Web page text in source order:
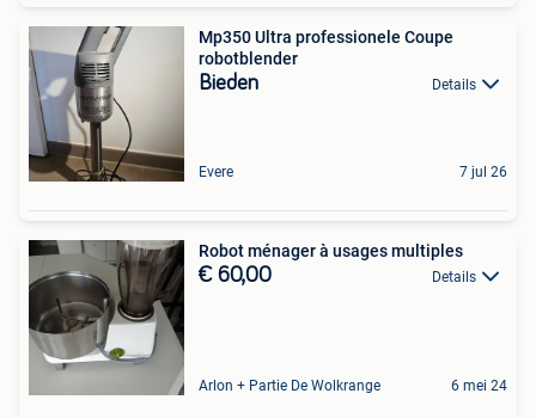
Mp350 Ultra professionele Coupe
robotblender
Bieden Details
Evere 7 jul 26
Robot ménager à usages multiples
€ 60,00 Details
Arlon + Partie De Wolkrange 6 mei 24